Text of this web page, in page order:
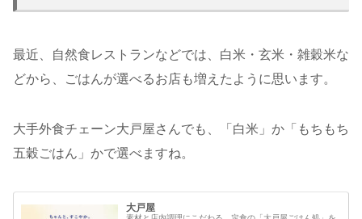
最近、自然食レストランなどでは、白米・玄米・雑穀米な
どから、ごはんが選べるお店も増えたように思います。
大手外食チェーン大戸屋さんでも、「白米」か「もちもち
五穀ごはん」かで選べますね。
大戸屋